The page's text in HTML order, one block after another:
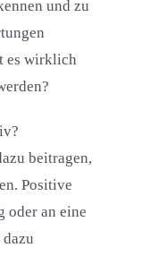
und zu
es wirklich
beitragen,
Positive
oder an eine